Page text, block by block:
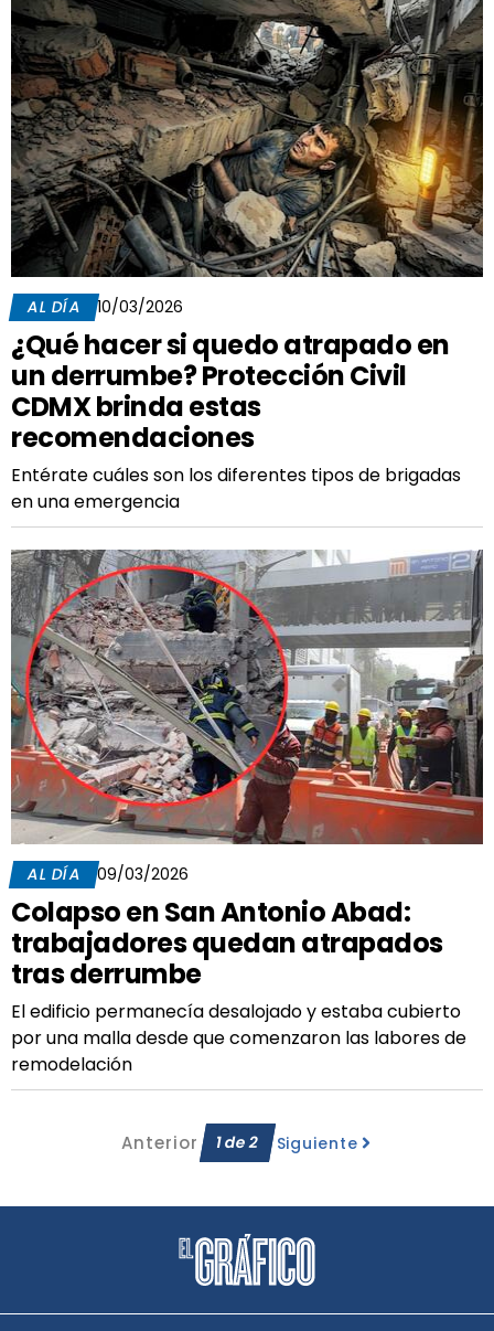
AL DÍA 10/03/2026
¿Qué hacer si quedo atrapado en
un derrumbe? Protección Civil
CDMX brinda estas
recomendaciones
Entérate cuáles son los diferentes tipos de brigadas
en una emergencia
AL DÍA 09/03/2026
Colapso en San Antonio Abad:
trabajadores quedan atrapados
tras derrumbe
El edificio permanecía desalojado y estaba cubierto
por una malla desde que comenzaron las labores de
remodelación
Anterior 1de2 Siguiente